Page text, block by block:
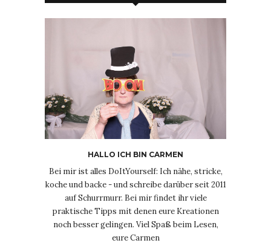
HALLO ICH BIN CARMEN
Bei mir ist alles DoItYourself: Ich nähe, stricke,
koche und backe - und schreibe darüber seit 2011
auf Schurrmurr. Bei mir findet ihr viele
praktische Tipps mit denen eure Kreationen
noch besser gelingen. Viel Spaß beim Lesen,
eure Carmen